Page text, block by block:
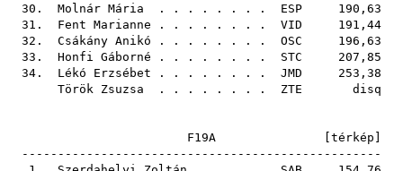
30. Molnár Mária . . . . . . . . ESP 190,63
31. Fent Marianne . . . . . . . . VID 191,44
32. Csákány Anikó . . . . . . . . OSC 196,63
33. Honfi Gáborné . . . . . . . . STC 207,85
34. Lékó Erzsébet . . . . . . . . JMD 253,38
Török Zsuzsa . . . . . . . . ZTE disq
F19A [ térkép
--------------------------------------------------